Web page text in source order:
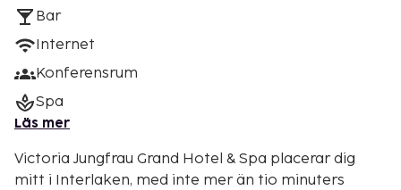
Bar
Internet
Konferensrum
Spa
Läs mer
Victoria Jungfrau Grand Hotel & Spa placerar dig
mitt i Interlaken, med inte mer än tio minuters